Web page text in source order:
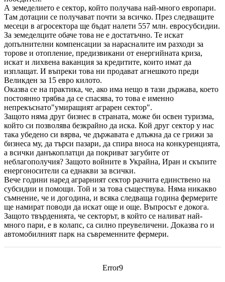
А земеделието е сектор, който получава най-много европари.
Там дотации се получават почти за всичко. През следващите
месеци в агросектора ще бъдат налети 557 млн. евросубсидии.
За земеделците обаче това не е достатъчно. Те искат
допълнителни компенсации за нарасналите им разходи за
торове и отопление, предизвикани от енергийната криза,
искат и лихвена ваканция за кредитите, които имат да
изплащат. И въпреки това ни продават агнешкото преди
Великден за 15 евро килото.
Оказва се на практика, че, ако има нещо в тази държава, което
постоянно трябва да се спасява, то това е именно
непрекъснато"умиращият аграрен сектор".
Защото няма друг бизнес в страната, може би освен туризма,
който си позволява безкрайно да иска. Кой друг сектор у нас
така убедено си вярва, че държавата е длъжна да се грижи за
бизнеса му, да търси пазари, да спира вноса на конкуренцията,
а всички данъкоплатци да покриват загубите от
неблагополучия? Защото войните в Украйна, Иран и скъпите
енергоносители са еднакви за всички.
Вече години наред аграрният сектор разчита единствено на
субсидии и помощи. Той и за това съществува. Няма никакво
съмнение, че и догодина, и всяка следваща година фермерите
ще намират поводи да искат още и още. Въпросът е докога.
Защото твърденията, че секторът, в който се наливат най-
много пари, е в колапс, са силно преувеличени. Доказва го и
автомобилният парк на съвременните фермери.
Error9